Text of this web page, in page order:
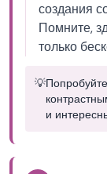
создания
Помните,
только
💡
и